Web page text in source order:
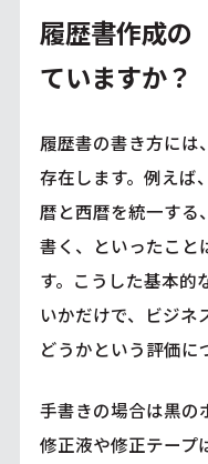
履歴書作成の
ていますか？
履歴書の書き方には
存在します。例えば
暦と西暦を統一する
書く、といったこと
す。こうした基本的
いかだけで、ビジネ
どうかという評価に
手書きの場合は黒の
修正液や修正テープ